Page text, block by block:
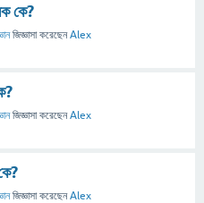
কে?
জিজ্ঞাসা করেছেনAlex
জিজ্ঞাসা করেছেনAlex
জিজ্ঞাসা করেছেনAlex